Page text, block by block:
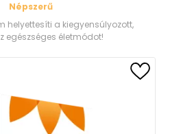
Népszerű
helyettesíti a kiegyensúlyozott,
egészséges életmódot!